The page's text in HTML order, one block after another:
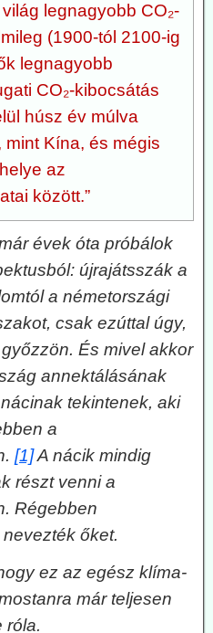
legnagyobb CO₂-
(1900-tól 2100-ig
legnagyobb
CO₂-kibocsátás
húsz év múlva
Kína, és mégis
az
között.”
évek óta próbálok
újrajátsszák a
a németországi
csak ezúttal úgy,
És mivel akkor
annektálásának
tekintenek, aki
a
[1]A nácik mindig
részt venni a
Régebben
őket.
ez az egész klíma-
már teljesen
róla.